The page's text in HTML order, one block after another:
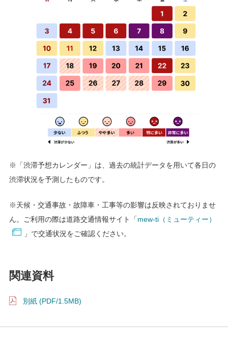
※「渋滞予想カレンダー」は、過去の統計データを用いて各日の
渋滞状況を予測したものです。
※天候・交通事故・故障車・工事等の影響は反映されておりませ
ん。ご利用の際は道路交通情報サイト「mew-ti（ミューティー）
」で交通状況をご確認ください。
関連資料
別紙 (PDF/1.5MB)